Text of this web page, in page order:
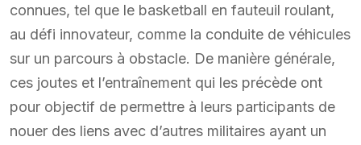
connues, tel que le basketball en fauteuil roulant,
au défi innovateur, comme la conduite de véhicules
sur un parcours à obstacle. De manière générale,
ces joutes et l’entraînement qui les précède ont
pour objectif de permettre à leurs participants de
nouer des liens avec d’autres militaires ayant un